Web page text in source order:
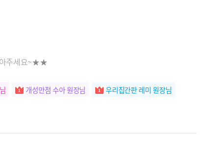
주세요~★★
개성만점 수아 원장님
우리집간판 레미 원장님